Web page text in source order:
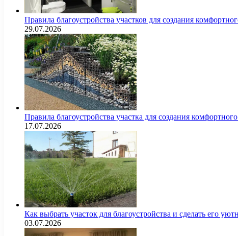
Правила благоустройства участков для создания
29.07.2026
Правила благоустройства участка для создания
17.07.2026
Как выбрать участок для благоустройства и сделать его
03.07.2026